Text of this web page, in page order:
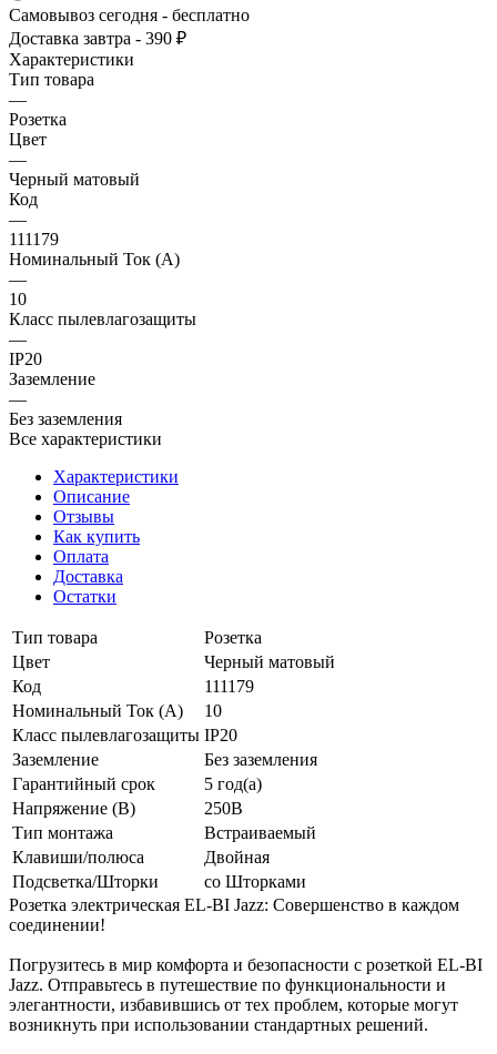
Самовывоз сегодня - бесплатно
Доставка завтра - 390 ₽
Характеристики
Тип товара
—
Розетка
Цвет
—
Черный матовый
Код
—
111179
Номинальный Ток (A)
—
10
Класс пылевлагозащиты
—
IP20
Заземление
—
Без заземления
Все характеристики
Характеристики
Описание
Отзывы
Как купить
Оплата
Доставка
Остатки
Тип товара
Розетка
Цвет
Черный матовый
Код
111179
Номинальный Ток (A)
10
Класс пылевлагозащиты IP20
Заземление
Без заземления
Гарантийный срок
5 год(а)
Напряжение (В)
250В
Тип монтажа
Встраиваемый
Клавиши/полюса
Двойная
Подсветка/Шторки
со Шторками
Розетка электрическая EL-BI Jazz: Совершенство в каждом
соединении!
Погрузитесь в мир комфорта и безопасности с розеткой EL-BI
Jazz. Отправьтесь в путешествие по функциональности и
элегантности, избавившись от тех проблем, которые могут
возникнуть при использовании стандартных решений.